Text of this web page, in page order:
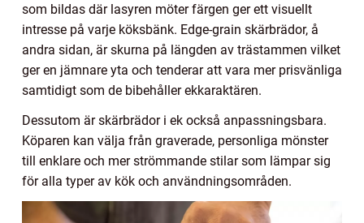
som bildas där lasyren möter färgen ger ett visuellt
intresse på varje köksbänk. Edge-grain skärbrädor, å
andra sidan, är skurna på längden av trästammen vilket
ger en jämnare yta och tenderar att vara mer prisvänliga
samtidigt som de bibehåller ekkaraktären.
Dessutom är skärbrädor i ek också anpassningsbara.
Köparen kan välja från graverade, personliga mönster
till enklare och mer strömmande stilar som lämpar sig
för alla typer av kök och användningsområden.